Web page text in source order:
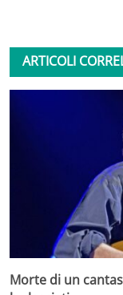
ARTICOLI
Morte di un